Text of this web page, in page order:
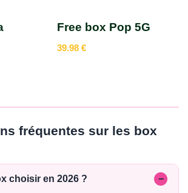
Free box Pop 5G
39.98€
fréquentes sur les box
choisir en 2026 ?